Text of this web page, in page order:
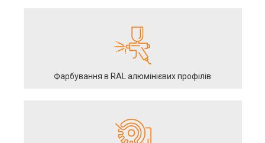
Фарбування в RAL алюмінієвих профілів